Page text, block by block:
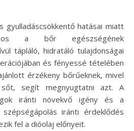
gyulladáscsökkentő hatásai miatt
a bőr egészségének
tápláló, hidratáló tulajdonságai
és fényessé tételében
érzékeny bőrűeknek, mivel
segít megnyugtatni azt. A
iránti növekvő igény és a
iránti érdeklődés
fel a dióolaj előnyeit.